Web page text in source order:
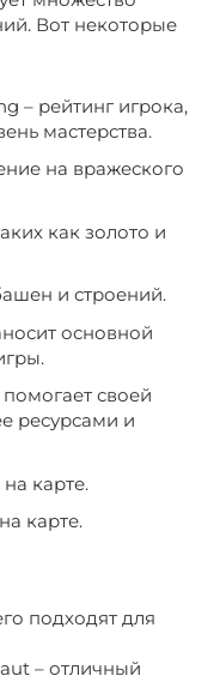
Вот некоторые
– рейтинг игрока,
мастерства.
на вражеского
как золото и
и строений.
основной
своей
ресурсами и
карте.
карте.
подходят для
– отличный